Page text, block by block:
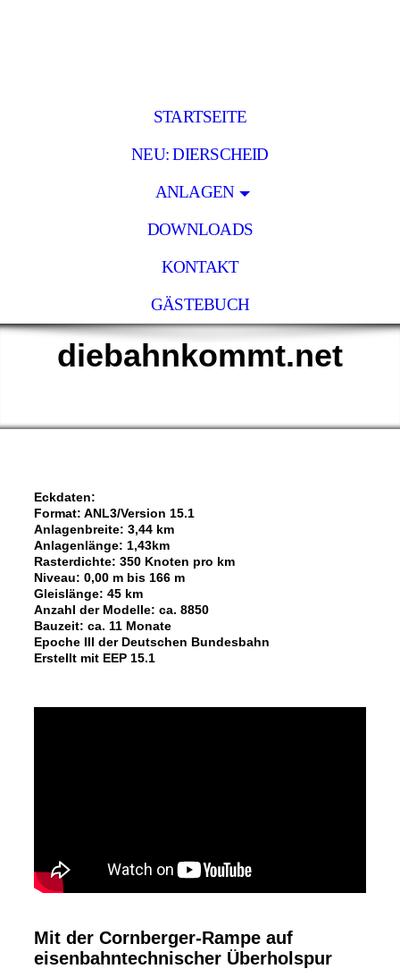
STARTSEITE
NEU: DIERSCHEID
ANLAGEN
DOWNLOADS
KONTAKT
GÄSTEBUCH
diebahnkommt.net
Eckdaten:
Format: ANL3/Version 15.1
Anlagenbreite: 3,44 km
Anlagenlänge: 1,43km
Rasterdichte: 350 Knoten pro km
Niveau: 0,00 m bis 166 m
Gleislänge: 45 km
Anzahl der Modelle: ca. 8850
Bauzeit: ca. 11 Monate
Epoche III der Deutschen Bundesbahn
Erstellt mit EEP 15.1
Mit der Cornberger-Rampe auf
eisenbahntechnischer Überholspur